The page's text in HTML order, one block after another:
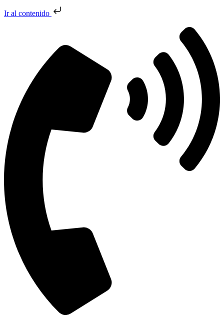
Ir al contenido